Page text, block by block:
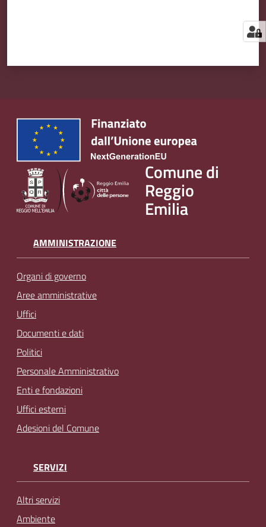
Comune di
Reggio
Emilia
AMMINISTRAZIONE
Organi di governo
Aree amministrative
Uffici
Documenti e dati
Politici
Personale Amministrativo
Enti e fondazioni
Uffici esterni
Adesioni del Comune
SERVIZI
Altri servizi
Ambiente